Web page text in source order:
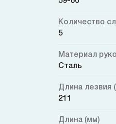
Количество
5
Материал
Сталь
Длина лезвия
211
Длина (мм)